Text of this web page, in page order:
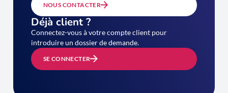
NOUS CONTACTER
Déjà client ?
Connectez-vous à votre compte client pour
introduire un dossier de demande.
SE CONNECTER